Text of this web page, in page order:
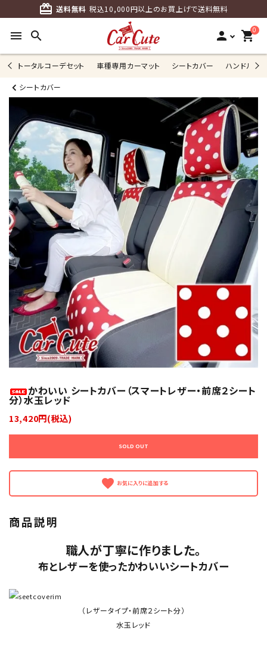
card_giftcard 送料無料 税込10,000円以上のお買上げで送料無料
menu search person 0
shopping_cart
トータルコーデセット 車種専用カーマット シートカバー ハンドルカ
シートカバー
かわいい シートカバー（スマートレザー・前席２シート
分）水玉レッド
13,420円(税込)
SOLD OUT
favorite
商品説明
職人が丁寧に作りました。
布とレザーを使ったかわいいシートカバー
（レザータイプ・前席２シート分）
水玉レッド